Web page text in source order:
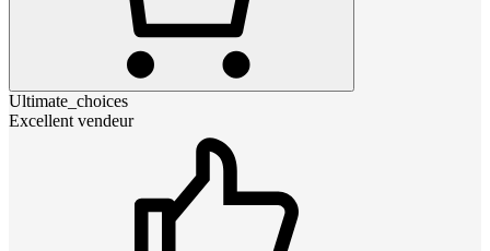
Ultimate_choices
Excellent vendeur